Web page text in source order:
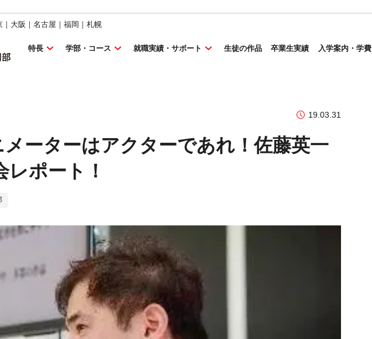
大阪｜名古屋｜福岡｜札幌
特長 学部・コース 就職実績・サポート 生徒の作品 卒業生実績 入学案内・学費
19.03.31
メーターはアクターであれ！佐藤英一
レポート！